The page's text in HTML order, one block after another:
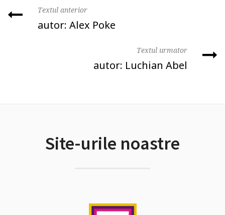
Textul anterior
autor: Alex Poke
Textul urmator
autor: Luchian Abel
Site-urile noastre